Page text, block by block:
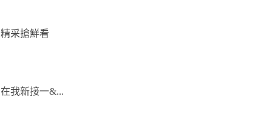
精采搶鮮看
在我新接一&...